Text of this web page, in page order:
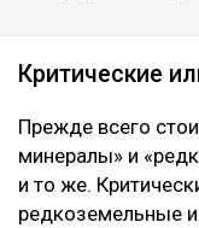
Критические
Прежде всего
минералы» и
и то же.
редкоземельные